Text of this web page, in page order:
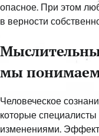
опасное. При этом
в верности
мы понимаем
Человеческое
которые
изменениями.